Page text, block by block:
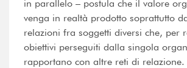
in parallelo – postula che il valore
venga in realtà prodotto soprattutto
relazioni fra soggetti diversi che, per
obiettivi perseguiti dalla singola
rapportano con altre reti di relazione.